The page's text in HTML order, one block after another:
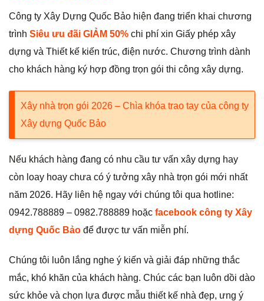
Công ty Xây Dựng Quốc Bảo hiện đang triển khai chương
trình Siêu ưu đãi GIẢM 50% chi phí xin Giấy phép xây
dựng và Thiết kế kiến trúc, điện nước. Chương trình dành
cho khách hàng ký hợp đồng trọn gói thi công xây dựng.
Xây nhà trọn gói 2026 – Chìa khóa trao tay của công ty
Xây dựng Quốc Bảo
Nếu khách hàng đang có nhu cầu tư vấn xây dựng hay
còn loay hoay chưa có ý tưởng xây nhà trọn gói mới nhất
năm 2026. Hãy liên hệ ngay với chúng tôi qua hotline:
0942.788889 – 0982.788889 hoặc facebook công ty Xây
dựng Quốc Bảo để được tư vấn miễn phí.
Chúng tôi luôn lắng nghe ý kiến và giải đáp những thắc
mắc, khó khăn của khách hàng. Chúc các bạn luôn dồi dào
sức khỏe và chọn lựa được mẫu thiết kế nhà đẹp, ưng ý